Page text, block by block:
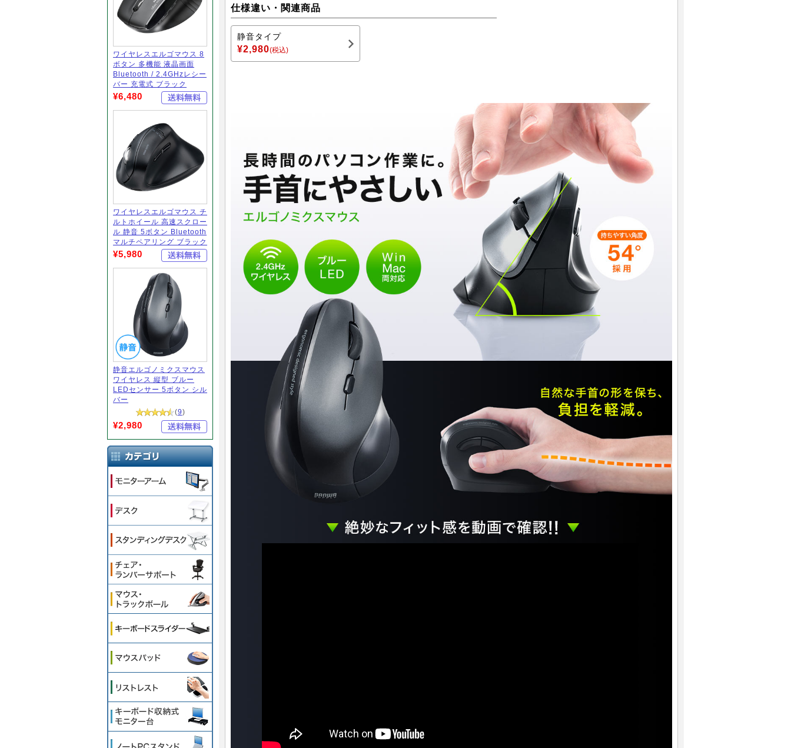
ワイヤレスエルゴマウス 8
ボタン 多機能 液晶画面
Bluetooth / 2.4GHzレシー
バー 充電式 ブラック
¥6,480
ワイヤレスエルゴマウス チ
ルトホイール 高速スクロー
ル 静音 5ボタン Bluetooth
マルチペアリング ブラック
¥5,980
静音エルゴノミクスマウス
ワイヤレス 縦型 ブルー
LEDセンサー 5ボタン シル
バー
(9)
¥2,980
仕様違い・関連商品
静音タイプ
¥2,980(税込)